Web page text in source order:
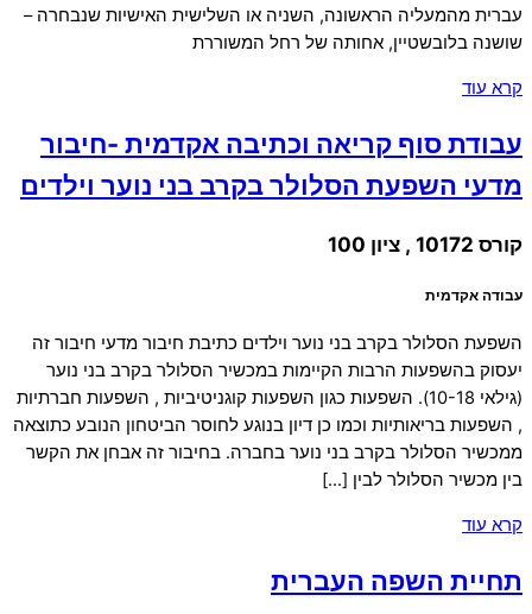
עברית מהמעליה הראשונה, השניה או השלישית האישיות שנבחרה –
שושנה בלובשטיין, אחותה של רחל המשוררת
קרא עוד
עבודת סוף קריאה וכתיבה אקדמית -חיבור
מדעי השפעת הסלולר בקרב בני נוער וילדים
קורס 10172 , ציון 100
עבודה אקדמית
השפעת הסלולר בקרב בני נוער וילדים כתיבת חיבור מדעי חיבור זה
יעסוק בהשפעות הרבות הקיימות במכשיר הסלולר בקרב בני נוער
(גילאי 10-18). השפעות כגון השפעות קוגניטיביות , השפעות חברתיות
, השפעות בריאותיות וכמו כן דיון בנוגע לחוסר הביטחון הנובע כתוצאה
ממכשיר הסלולר בקרב בני נוער בחברה. בחיבור זה אבחן את הקשר
בין מכשיר הסלולר לבין […]
קרא עוד
תחיית השפה העברית